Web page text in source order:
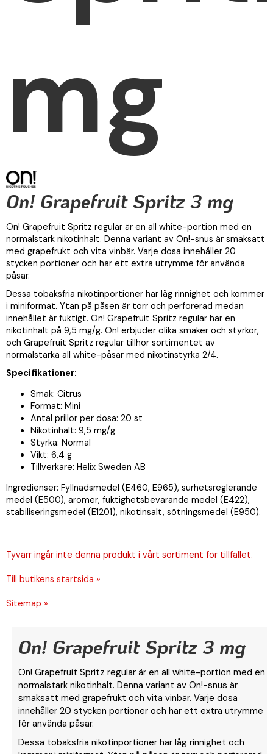
mg
On! Grapefruit Spritz 3 mg
On! Grapefruit Spritz regular är en all white-portion med en
normalstark nikotinhalt. Denna variant av On!-snus är smaksatt
med grapefrukt och vita vinbär. Varje dosa innehåller 20
stycken portioner och har ett extra utrymme för använda
påsar.
Dessa tobaksfria nikotinportioner har låg rinnighet och kommer
i miniformat. Ytan på påsen är torr och perforerad medan
innehållet är fuktigt. On! Grapefruit Spritz regular har en
nikotinhalt på 9,5 mg/g. On! erbjuder olika smaker och styrkor,
och Grapefruit Spritz regular tillhör sortimentet av
normalstarka all white-påsar med nikotinstyrka 2/4.
Specifikationer:
Smak: Citrus
Format: Mini
Antal prillor per dosa: 20 st
Nikotinhalt: 9,5 mg/g
Styrka: Normal
Vikt: 6,4 g
Tillverkare: Helix Sweden AB
Ingredienser: Fyllnadsmedel (E460, E965), surhetsreglerande
medel (E500), aromer, fuktighetsbevarande medel (E422),
stabiliseringsmedel (E1201), nikotinsalt, sötningsmedel (E950).
Tyvärr ingår inte denna produkt i vårt sortiment för tillfället.
Till butikens startsida »
Sitemap »
On! Grapefruit Spritz 3 mg
On! Grapefruit Spritz regular är en all white-portion med en
normalstark nikotinhalt. Denna variant av On!-snus är
smaksatt med grapefrukt och vita vinbär. Varje dosa
innehåller 20 stycken portioner och har ett extra utrymme
för använda påsar.
Dessa tobaksfria nikotinportioner har låg rinnighet och